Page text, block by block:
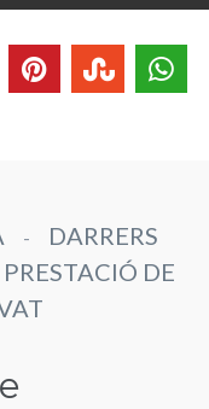
-
DARRERS
PRESTACIÓ DE